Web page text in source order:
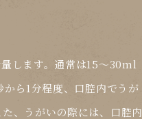
します。通常は15〜30ml
から1分程度、口腔内でうが
、うがいの際には、口腔内